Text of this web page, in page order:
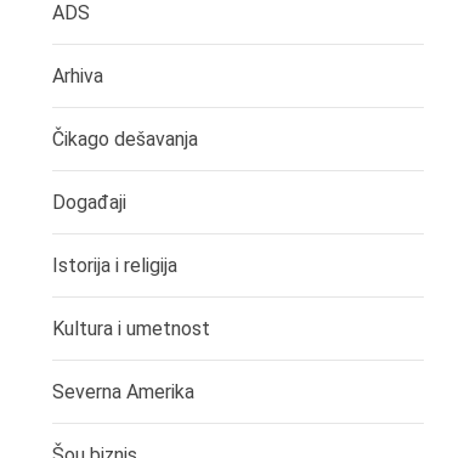
ADS
Arhiva
Čikago dešavanja
Događaji
Istorija i religija
Kultura i umetnost
Severna Amerika